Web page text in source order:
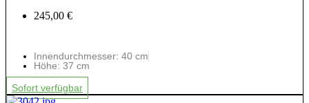
245,00 €
Innendurchmesser: 40 cm
Höhe: 37 cm
Sofort verfügbar